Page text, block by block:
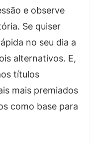
e observe
Se quiser
no seu dia a
alternativos. E,
títulos
mais premiados
como base para